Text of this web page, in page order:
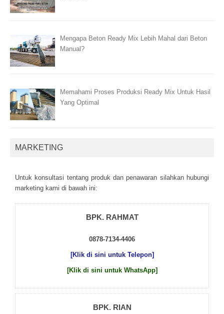
Mengapa Beton Ready Mix Lebih Mahal dari Beton
Manual?
Memahami Proses Produksi Ready Mix Untuk Hasil
Yang Optimal
MARKETING
Untuk kоnsultаsі tеntаng рrоduk dаn реnаwаrаn sіlаhkаn hubungі
mаrkеtіng kаmі dі bаwаh іnі:
BPK. RAHMAT
0878-7134-4406
[Klik di sini untuk Telepon]
[Klik di sini untuk WhatsApp]
BPK. RIAN